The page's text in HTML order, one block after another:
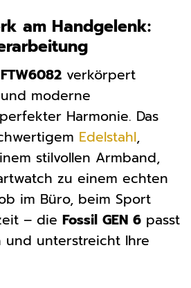
am Handgelenk:
verkörpert
moderne
Harmonie. Das
Edelstahl,
stilvollen Armband,
zu einem echten
im Büro, beim Sport
– die Fossil GEN 6 passt
und unterstreicht Ihre